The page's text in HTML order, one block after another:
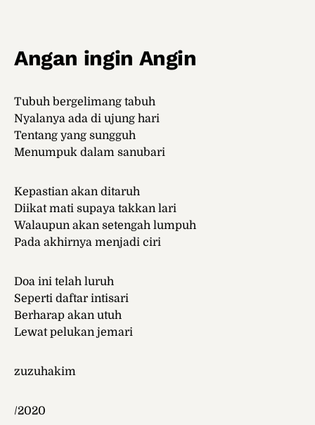
Angan ingin Angin
Tubuh bergelimang tabuh
Nyalanya ada di ujung hari
Tentang yang sungguh
Menumpuk dalam sanubari
Kepastian akan ditaruh
Diikat mati supaya takkan lari
Walaupun akan setengah lumpuh
Pada akhirnya menjadi ciri
Doa ini telah luruh
Seperti daftar intisari
Berharap akan utuh
Lewat pelukan jemari
zuzuhakim
/2020